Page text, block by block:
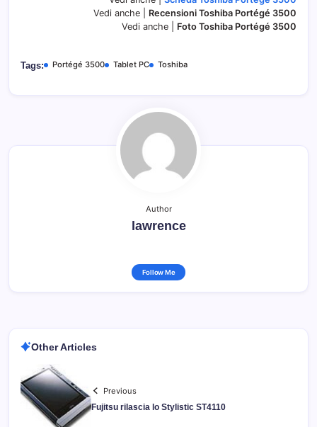
Vedi anche | Recensioni Toshiba Portégé 3500
Vedi anche | Foto Toshiba Portégé 3500
Tags: Portégé 3500 Tablet PC Toshiba
Author
lawrence
Follow Me
Other Articles
Previous
Fujitsu rilascia lo Stylistic ST4110